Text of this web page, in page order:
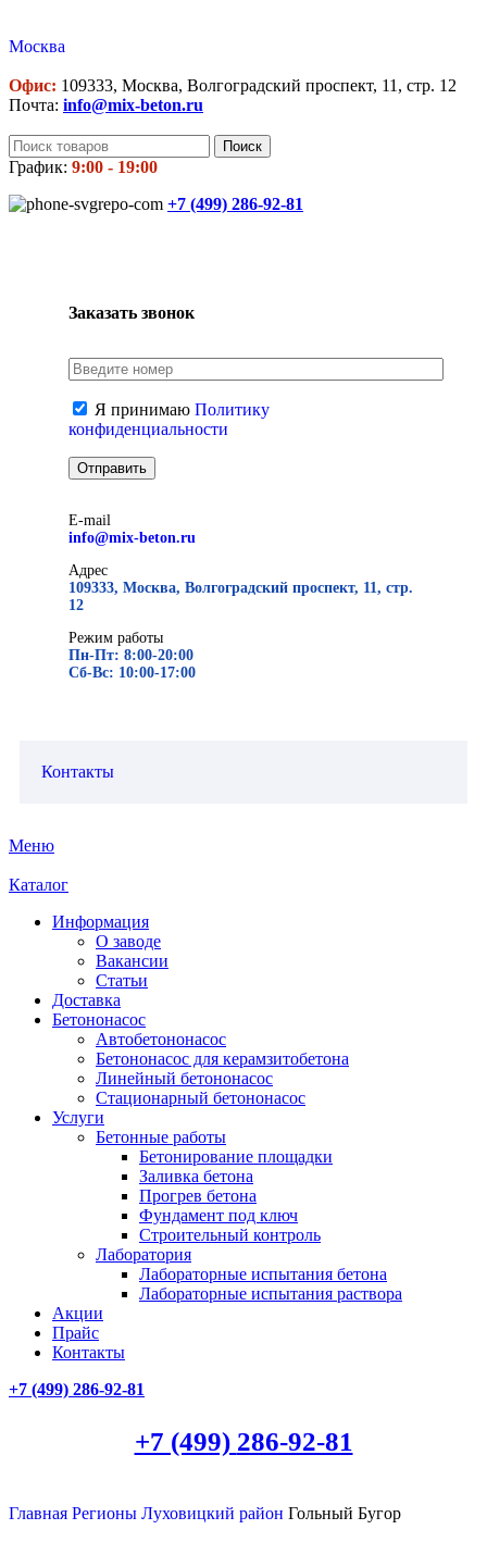
Москва
Офис: 109333, Москва, Волгоградский проспект, 11, стр. 12
Почта: info@mix-beton.ru
Поиск
График: 9:00 - 19:00
+7 (499) 286-92-81
Заказать звонок
Я принимаю Политику
конфиденциальности
E-mail
info@mix-beton.ru
Адрес
109333, Москва, Волгоградский проспект, 11, стр.
12
Режим работы
Пн-Пт: 8:00-20:00
Сб-Вс: 10:00-17:00
Контакты
Меню
Каталог
Информация
О заводе
Вакансии
Статьи
Доставка
Бетононасос
Автобетононасос
Бетононасос для керамзитобетона
Линейный бетононасос
Стационарный бетононасос
Услуги
Бетонные работы
Бетонирование площадки
Заливка бетона
Прогрев бетона
Фундамент под ключ
Строительный контроль
Лаборатория
Лабораторные испытания бетона
Лабораторные испытания раствора
Акции
Прайс
Контакты
+7 (499) 286-92-81
+7 (499) 286-92-81
Главная Регионы Луховицкий район Гольный Бугор